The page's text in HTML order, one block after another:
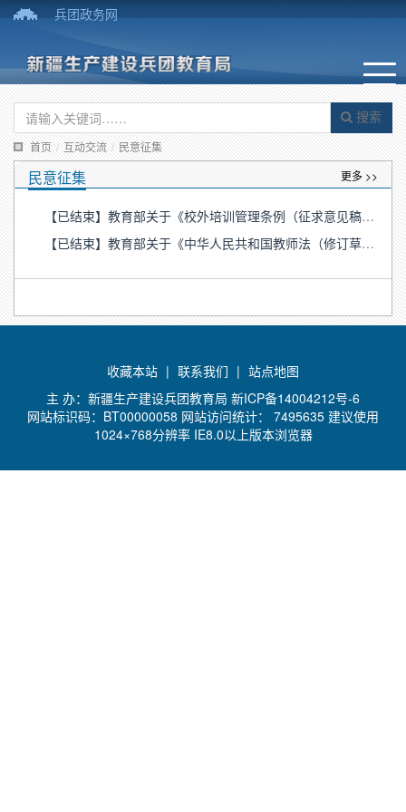
兵团政务网
搜索
首页 / 互动交流 / 民意征集
民意征集 更多 >>
【已结束】教育部关于《校外培训管理条例（征求意见稿）》公开征求意见的公告
【已结束】教育部关于《中华人民共和国教师法（修订草案）（征求意见稿）》公开征求意见的公告
收藏本站 | 联系我们 | 站点地图
主 办：新疆生产建设兵团教育局 新ICP备14004212号-6
网站标识码：BT00000058 网站访问统计： 7495635 建议使用
1024×768分辨率 IE8.0以上版本浏览器